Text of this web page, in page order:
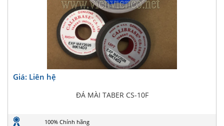
Giá: Liên hệ
ĐÁ MÀI TABER CS-10F
100% Chính hãng